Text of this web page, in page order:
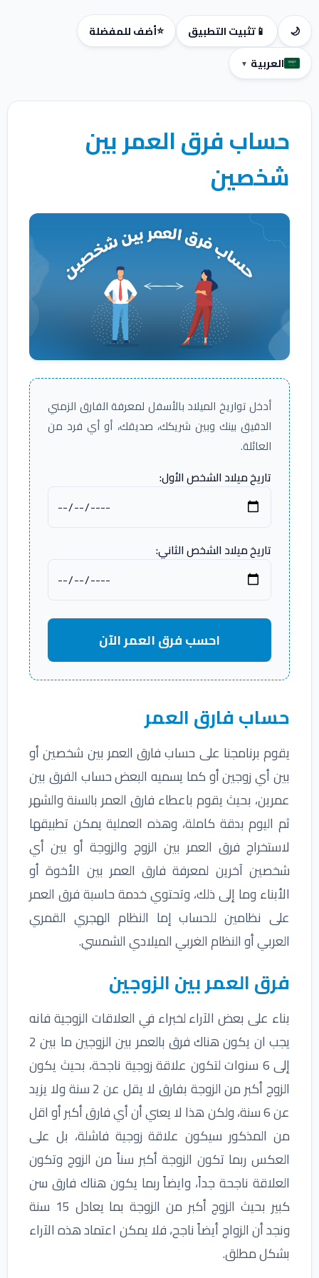
🌙
📱تثبيت التطبيق ⭐أضف للمفضلة
العربية ▼
حساب فرق العمر بين
شخصين
أدخل تواريخ الميلاد بالأسفل لمعرفة الفارق الزمني
الدقيق بينك وبين شريكك، صديقك، أو أي فرد من
العائلة.
تاريخ ميلاد الشخص الأول:
تاريخ ميلاد الشخص الثاني:
احسب فرق العمر الآن
حساب فارق العمر
يقوم برنامجنا على حساب فارق العمر بين شخصين أو
بين أي زوجين أو كما يسميه البعض حساب الفرق بين
عمرين، بحيث يقوم باعطاء فارق العمر بالسنة والشهر
ثم اليوم بدقة كاملة، وهذه العملية يمكن تطبيقها
لاستخراج فرق العمر بين الزوج والزوجة أو بين أي
شخصين آخرين لمعرفة فارق العمر بين الأخوة أو
الأبناء وما إلى ذلك، وتحتوي خدمة حاسبة فرق العمر
على نظامين للحساب إما النظام الهجري القمري
العربي أو النظام الغربي الميلادي الشمسي.
فرق العمر بين الزوجين
بناء على بعض الآراء لخبراء في العلاقات الزوجية فانه
يجب ان يكون هناك فرق بالعمر بين الزوجين ما بين 2
إلى 6 سنوات لتكون علاقة زوجية ناجحة، بحيث يكون
الزوج أكبر من الزوجة بفارق لا يقل عن 2 سنة ولا يزيد
عن 6 سنة، ولكن هذا لا يعني أن أي فارق أكبر أو اقل
من المذكور سيكون علاقة زوجية فاشلة، بل على
العكس ربما تكون الزوجة أكبر سناً من الزوج وتكون
العلاقة ناجحة جداً، وايضاً ربما يكون هناك فارق سن
كبير بحيث الزوج أكبر من الزوجة بما يعادل 15 سنة
ونجد أن الزواج أيضاً ناجح، فلا يمكن اعتماد هذه الآراء
بشكل مطلق.